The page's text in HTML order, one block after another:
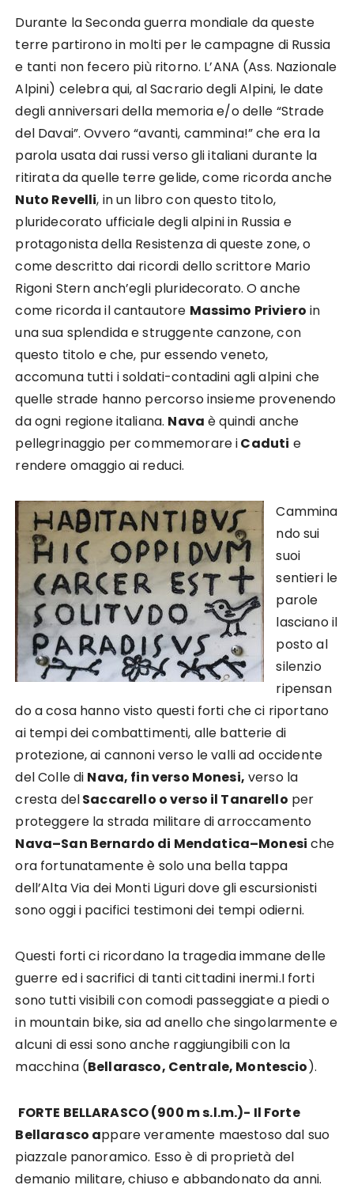
Durante la Seconda guerra mondiale da queste
terre partirono in molti per le campagne di Russia
e tanti non fecero più ritorno. L’ANA (Ass. Nazionale
Alpini) celebra qui, al Sacrario degli Alpini, le date
degli anniversari della memoria e/o delle “Strade
del Davai”. Ovvero “avanti, cammina!” che era la
parola usata dai russi verso gli italiani durante la
ritirata da quelle terre gelide, come ricorda anche
Nuto Revelli, in un libro con questo titolo,
pluridecorato ufficiale degli alpini in Russia e
protagonista della Resistenza di queste zone, o
come descritto dai ricordi dello scrittore Mario
Rigoni Stern anch’egli pluridecorato. O anche
come ricorda il cantautore Massimo Priviero in
una sua splendida e struggente canzone, con
questo titolo e che, pur essendo veneto,
accomuna tutti i soldati-contadini agli alpini che
quelle strade hanno percorso insieme provenendo
da ogni regione italiana. Nava è quindi anche
pellegrinaggio per commemorare iCaduti e
rendere omaggio ai reduci.
Cammina
ndo sui
suoi
sentieri le
parole
lasciano il
posto al
silenzio
ripensan
do a cosa hanno visto questi forti che ci riportano
ai tempi dei combattimenti, alle batterie di
protezione, ai cannoni verso le valli ad occidente
del Colle di Nava, fin verso Monesi, verso la
cresta delSaccarello o verso il Tanarello per
proteggere la strada militare di arroccamento
Nava–San Bernardo di Mendatica–Monesi che
ora fortunatamente è solo una bella tappa
dell’Alta Via dei Monti Liguri dove gli escursionisti
sono oggi i pacifici testimoni dei tempi odierni.
Questi forti ci ricordano la tragedia immane delle
guerre ed i sacrifici di tanti cittadini inermi.I forti
sono tutti visibili con comodi passeggiate a piedi o
in mountain bike, sia ad anello che singolarmente e
alcuni di essi sono anche raggiungibili con la
macchina (Bellarasco, Centrale, Montescio).
FORTE BELLARASCO (900 m s.l.m.)- Il Forte
Bellarasco appare veramente maestoso dal suo
piazzale panoramico. Esso è di proprietà del
demanio militare, chiuso e abbandonato da anni.